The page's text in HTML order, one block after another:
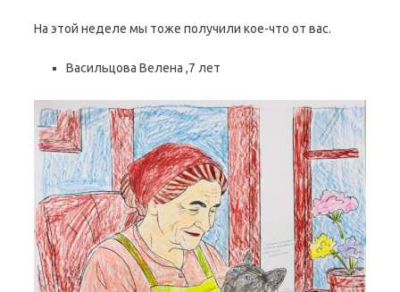
На этой неделе мы тоже получили кое-что от вас.
Васильцова Велена ,7 лет